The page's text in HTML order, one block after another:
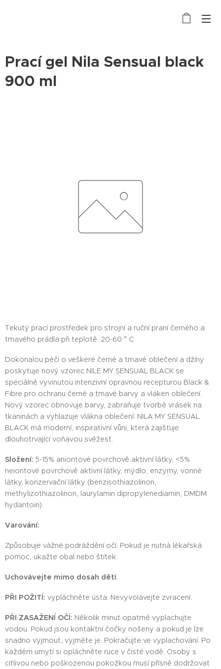
Prací gel Nila Sensual black
900 ml
Tekutý prací prostředek pro strojní a ruční praní černého a
tmavého prádla při teplotě. 20-60 ° C
Dokonalou péči o veškeré černé a tmavé oblečení a džíny
poskytuje nový vzorec NILE MY SENSUAL BLACK se
speciálně vyvinutou intenzivní opravnou recepturou Black &
Fibre pro ochranu černé a tmavé barvy a vláken oblečení.
Nový vzorec obnovuje barvy, zabraňuje tvorbě vrásek na
tkaninách a vyhlazuje vlákna oblečení. NILA MY SENSUAL
BLACK má moderní, inspirativní vůni, která zajišťuje
dlouhotrvající voňavou svěžest.
Složení: 5-15% aniontové povrchově aktivní látky, <5%
neiontové povrchově aktivní látky, mýdlo; enzymy, vonné
látky, konzervační látky (benzisothiazolinon,
methylizothiazolinon, laurylamin dipropylenediamin, DMDM ​​
hydantoin).
Varování:
Způsobuje vážné podráždění očí. Pokud je nutná lékařská
pomoc, ukažte obal nebo štítek.
Uchovávejte mimo dosah dětí.
PŘI POŽITÍ: vypláchněte ústa. Nevyvolávejte zvracení.
PŘI ZASAŽENÍ OČÍ: Několik minut opatrně vyplachujte
vodou. Pokud jsou kontaktní čočky nošeny a pokud je lze
snadno vyjmout, vyjměte je. Pokračujte ve vyplachování. Po
každém umytí si opláchněte ruce v čisté vodě. Osoby s
citlivou nebo poškozenou pokožkou musí přísně dodržovat